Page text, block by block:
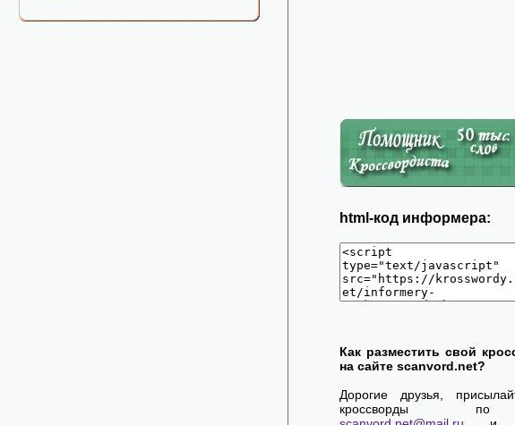
html-код информера:
Как разместить свой
на сайте scanvord.net?
Дорогие друзья,
кроссворды по